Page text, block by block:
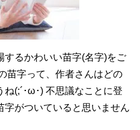
するかわいい苗字(名字)をご
苗字って、作者さんはどの
(;´･ω･) 不思議なことに登
がついていると思いません